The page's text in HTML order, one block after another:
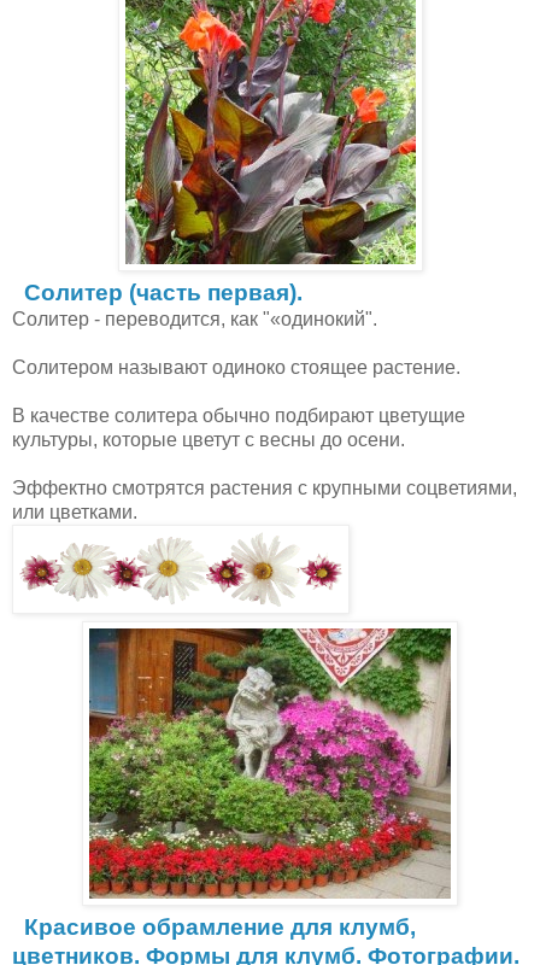
Солитер (часть первая).
Солитер - переводится, как "«одинокий".
Солитером называют одиноко стоящее растение.
В качестве солитера обычно подбирают цветущие
культуры, которые цветут с весны до осени.
Эффектно смотрятся растения с крупными соцветиями,
или цветками.
Красивое обрамление для клумб,
цветников. Формы для клумб. Фотографии.